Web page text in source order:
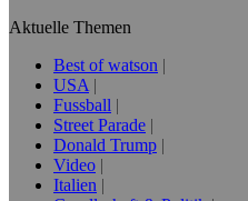
Aktuelle Themen
Best of watson
USA
Fussball
Street Parade
Donald Trump
Video
Italien